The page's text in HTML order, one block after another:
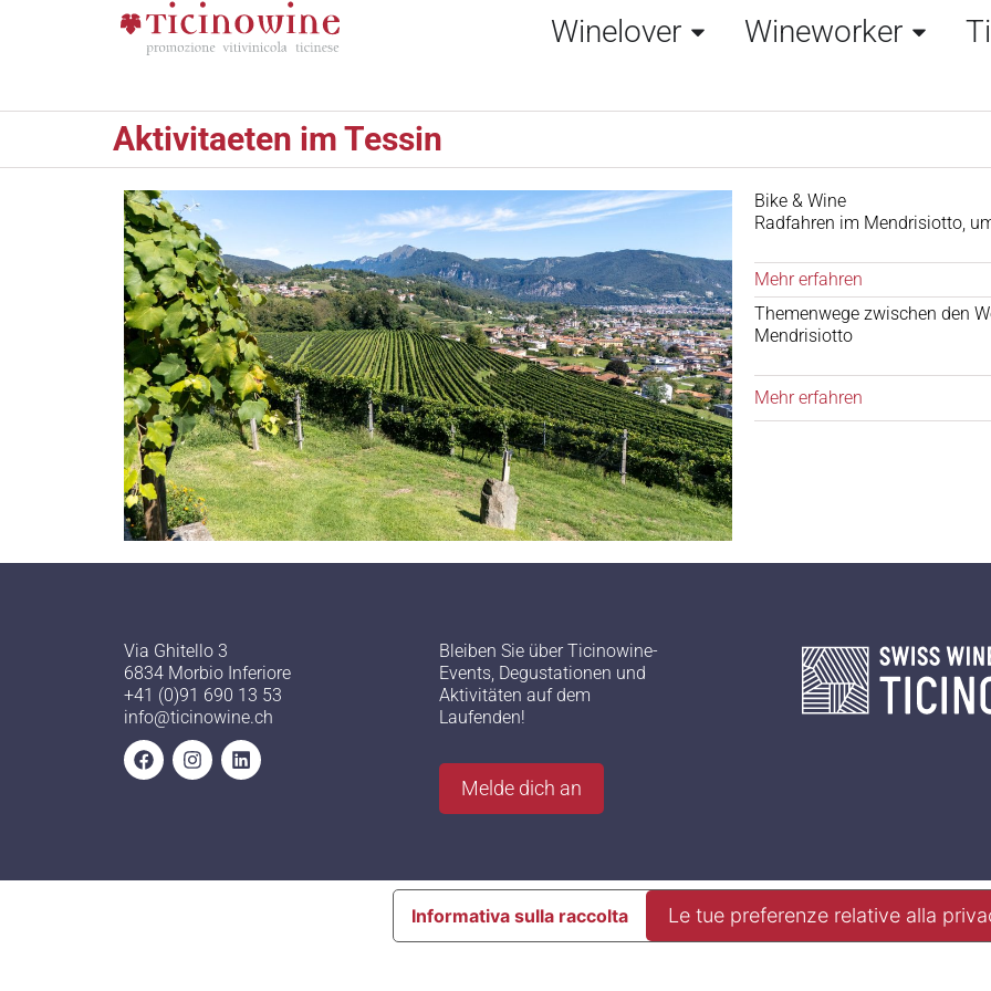
Winelover Wineworker
Aktivitaeten im Tessin
Bike & Wine
Radfahren im Mendrisiotto,
Mehr erfahren
Themenwege zwischen den
Mendrisiotto
Mehr erfahren
Via Ghitello 3
6834 Morbio Inferiore
+41 (0)91 690 13 53
info@ticinowine.ch
Bleiben Sie über Ticinowine-
Events, Degustationen und
Aktivitäten auf dem
Laufenden!
Melde dich an
Informativa sulla raccolta Le tue preferenze relative alla